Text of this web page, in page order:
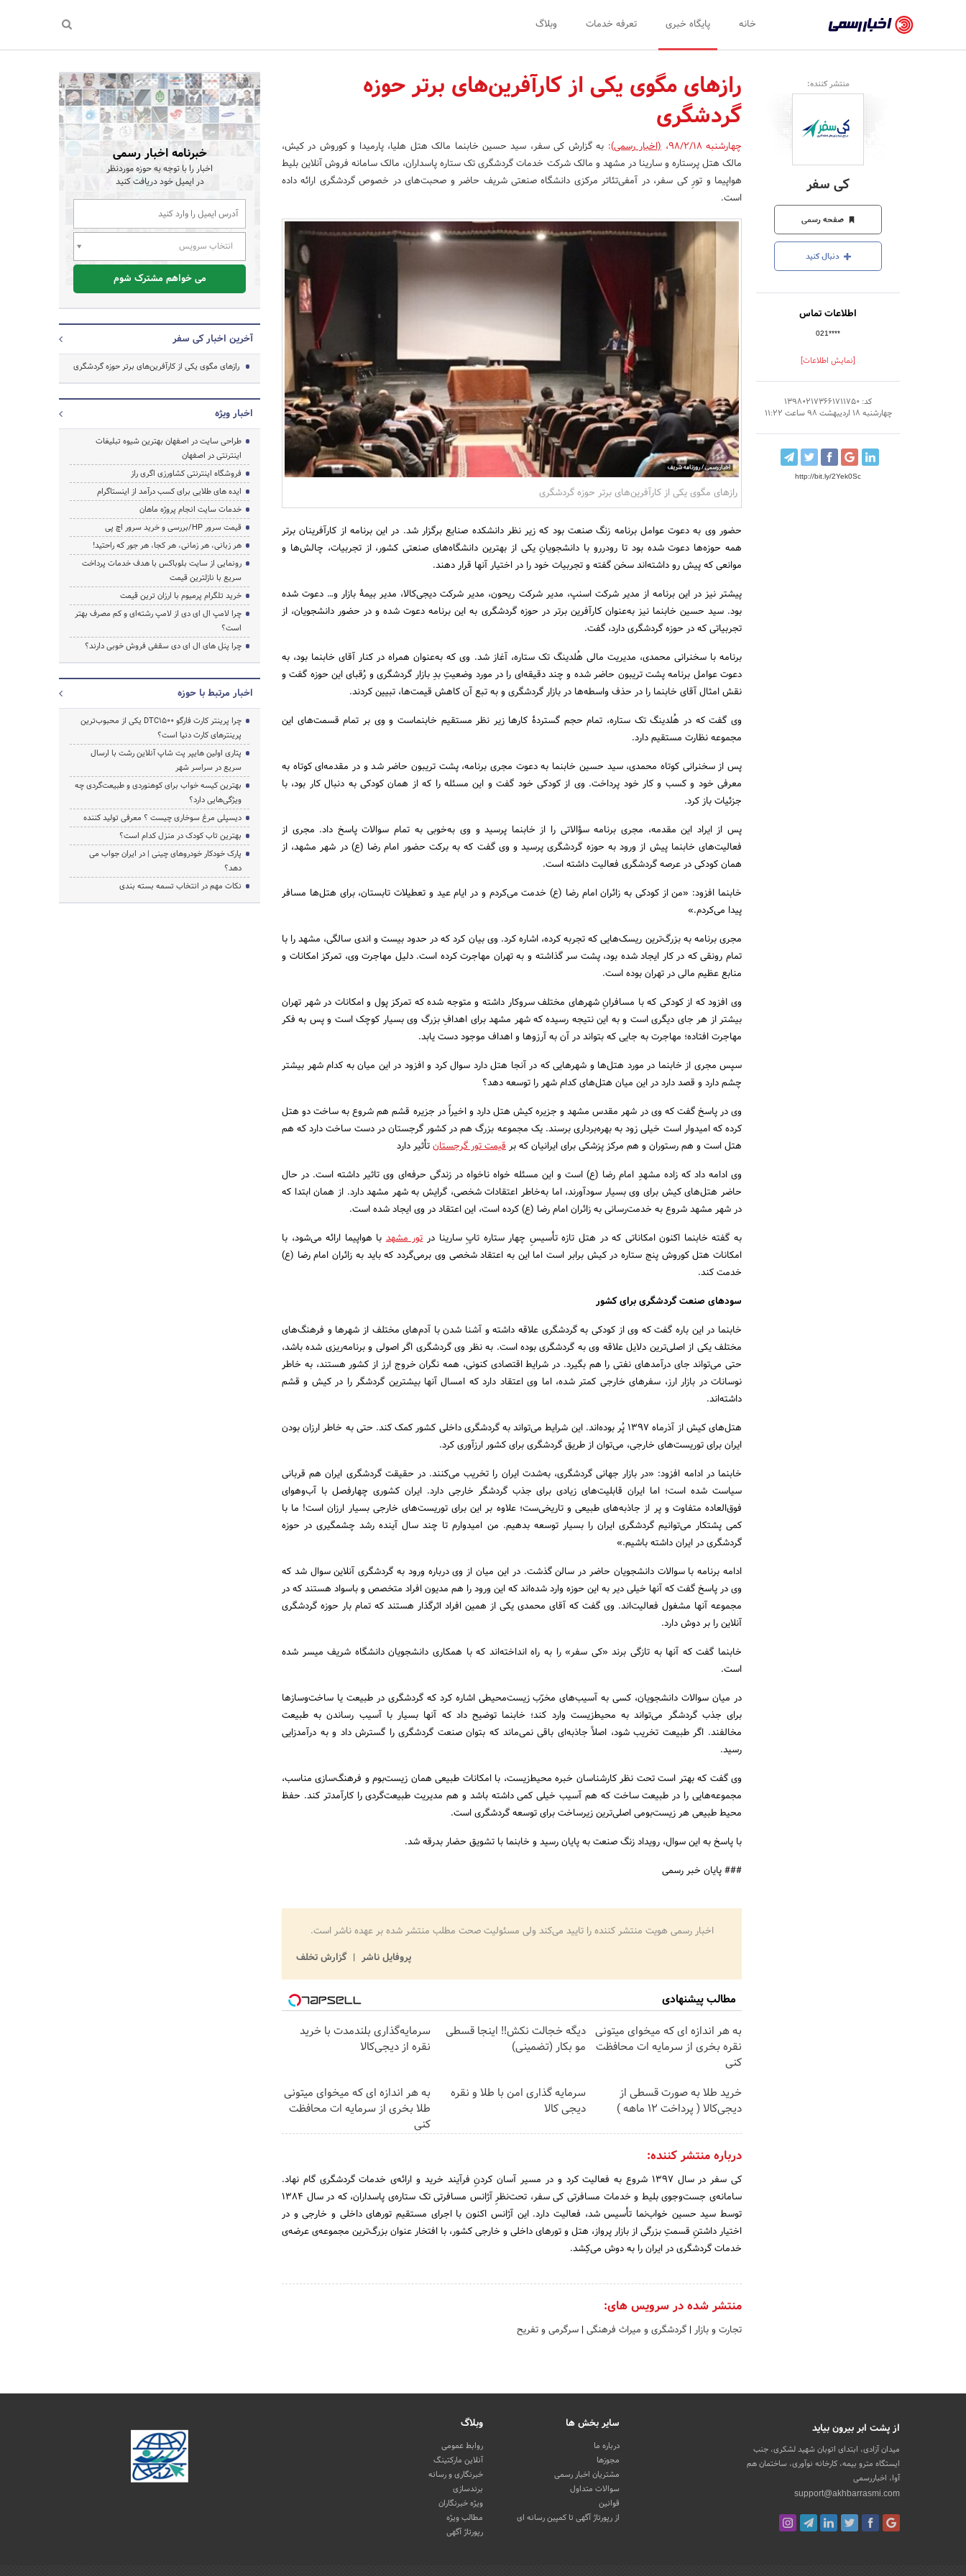
رسمی
-
اخبار
تایید
شرکت‌ها،
سازمان‌ها
و
روابط
عمومی‌ها
خانه پایگاه خبری تعرفه خدمات وبلاگ
منتشر کننده:
کی سفر
صفحه رسمی
دنبال کنید
اطلاعات تماس
021****
[نمایش اطلاعات]
کد: 139802173661711750
چهارشنبه 18 اردیبهشت 98 ساعت 11:22
http://bit.ly/2Yek0Sc
رازهای مگوی یکی از کارآفرین‌های برتر حوزه
گردشگری
چهارشنبه 98/2/18 ،(اخبار رسمی): به گزارش کی سفر، سید حسین خابنما مالک هتل هلیا، پارمیدا و کوروش در کیش،
مالک هتل پرستاره و سارینا در مشهد و مالک شرکت خدمات گردشگری تک ستاره پاسداران، مالک سامانه فروش آنلاین بلیط
هواپیما و تورِ کی سفر، در آمفی‌تئاتر مرکزی دانشگاه صنعتی شریف حاضر و صحبت‌های در خصوص گردشگری ارائه داده
است.
رازهای مگوی یکی از کارآفرین‌های برتر حوزه گردشگری
حضور وی به دعوت عوامل برنامه زنگ صنعت بود که زیر نظر دانشکده صنایع برگزار شد. در این برنامه از کارآفرینان برتر
همه حوزه‌ها دعوت شده بود تا رودررو با دانشجویانِ یکی از بهترین دانشگاه‌های صنعتی کشور، از تجربیات، چالش‌ها و
موانعی که پیش رو داشته‌اند سخن گفته و تجربیات خود را در اختیار آنها قرار دهند.
پیشتر نیز در این برنامه از مدیر شرکت اسنپ، مدیر شرکت ریحون، مدیر شرکت دیجی‌کالا، مدیر بیمۀ بازار و… دعوت شده
بود. سید حسین خابنما نیز به‌عنوان کارآفرین برتر در حوزه گردشگری به این برنامه دعوت شده و در حضور دانشجویان، از
تجربیاتی که در حوزه گردشگری دارد، گفت.
برنامه با سخنرانی محمدی، مدیریت مالی هُلدینگ تک ستاره، آغاز شد. وی که به‌عنوان همراه در کنار آقای خابنما بود، به
دعوت عوامل برنامه پشت تریبون حاضر شده و چند دقیقه‌ای را در مورد وضعیتِ بدِ بازار گردشگری و رُقبای این حوزه گفت و
نقش امثال آقای خابنما را در حذف واسطه‌ها در بازار گردشگری و به‌ تبع آن کاهش قیمت‌ها، تبیین کردند.
وی گفت که در هُلدینگ تک ستاره، تمام حجم گستردۀ کارها زیر نظر مستقیم خابنماست و وی بر تمام قسمت‌های این
مجموعه نظارت مستقیم دارد.
پس از سخنرانی کوتاه محمدی، سید حسین خابنما به دعوت مجری برنامه، پشت تریبون حاضر شد و در مقدمه‌ای کوتاه به
معرفی خود و کسب و کار خود پرداخت. وی از کودکی خود گفت و این مسئله را که از همان کودکی به دنبال کار بود، با
جزئیات باز کرد.
پس از ایراد این مقدمه، مجری برنامه سؤالاتی را از خابنما پرسید و وی به‌خوبی به تمام سوالات پاسخ داد. مجری از
فعالیت‌های خابنما پیش از ورود به حوزه گردشگری پرسید و وی گفت که به برکت حضور امام رضا (ع) در شهر مشهد، از
همان کودکی در عرصه گردشگری فعالیت داشته است.
خابنما افزود: «من از کودکی به زائران امام رضا (ع) خدمت می‌کردم و در ایام عید و تعطیلات تابستان، برای هتل‌ها مسافر
پیدا می‌کردم.»
مجری برنامه به بزرگ‌ترین ریسک‌هایی که تجربه کرده، اشاره کرد. وی بیان کرد که در حدود بیست و اندی سالگی، مشهد را با
تمام رونقی که در کار ایجاد شده بود، پشت سر گذاشته و به تهران مهاجرت کرده است. دلیل مهاجرت وی، تمرکز امکانات و
منابع عظیم مالی در تهران بوده است.
وی افزود که از کودکی که با مسافرانِ شهرهای مختلف سروکار داشته و متوجه شده که تمرکز پول و امکانات در شهر تهران
بیشتر از هر جای دیگری است و به این نتیجه رسیده که شهر مشهد برای اهدافِ بزرگ وی بسیار کوچک است و پس به فکر
مهاجرت افتاده؛ مهاجرت به جایی که بتواند در آن به آرزوها و اهداف موجود دست یابد.
سپس مجری از خابنما در مورد هتل‌ها و شهرهایی که در آنجا هتل دارد سوال کرد و افزود در این میان به کدام شهر بیشتر
چشم دارد و قصد دارد در این میان هتل‌های کدام شهر را توسعه دهد؟
وی در پاسخ گفت که وی در شهر مقدس مشهد و جزیره کیش هتل دارد و اخیراً در جزیره قشم هم شروع به ساخت دو هتل
کرده که امیدوار است خیلی زود به بهره‌برداری برسند. یک مجموعه بزرگ هم در کشور گرجستان در دست ساخت دارد که هم
هتل است و هم رستوران و هم مرکز پزشکی برای ایرانیان که برقیمت تور گرجستانتأثیر دارد
وی ادامه داد که زاده مشهدِ امام رضا (ع) است و این مسئله خواه ناخواه در زندگی حرفه‌ای وی تاثیر داشته است. در حال
حاضر هتل‌های کیش برای وی بسیار سودآورند، اما به‌خاطر اعتقادات شخصی‌، گرایش به شهر مشهد دارد. از همان ابتدا که
در شهر مشهد شروع به خدمت‌رسانی به زائران امام رضا (ع) کرده است، این اعتقاد در وی ایجاد شده است.
به گفته خابنما اکنون امکاناتی که در هتل تازه تأسیسِ چهار ستاره تاپِ سارینا درتور مشهدبا هواپیما ارائه می‌شود، با
امکانات هتل کوروش پنج ستاره‌ در کیش برابر است اما این به اعتقاد شخصی وی برمی‌گردد که باید به زائران امام رضا (ع)
خدمت کند.
سودهای صنعت گردشگری برای کشور
خابنما در این باره گفت که وی از کودکی به گردشگری علاقه داشته و آشنا شدن با آدم‌های مختلف از شهرها و فرهنگ‌های
مختلف یکی از اصلی‌ترین دلایل علاقه وی به گردشگری بوده است. به نظر وی گردشگری اگر اصولی و برنامه‌ریزی شده باشد،
حتی می‌تواند جای درآمدهای نفتی را هم بگیرد. در شرایط اقتصادی کنونی، همه نگران خروج ارز از کشور هستند، به خاطر
نوسانات در بازار ارز، سفرهای خارجی کمتر شده‌، اما وی اعتقاد دارد که امسال آنها بیشترین گردشگر را در کیش و قشم
داشته‌اند.
هتل‌های کیش از آذرماه ۱۳۹۷ پُر بوده‌اند. این شرایط می‌تواند به گردشگری داخلی کشور کمک کند. حتی به خاطر ارزان بودن
ایران برای توریست‌های خارجی، می‌توان از طریق گردشگری برای کشور ارزآوری کرد.
خابنما در ادامه افزود: «در بازار جهانی گردشگری، به‌شدت ایران را تخریب می‌کنند. در حقیقت گردشگری ایران هم قربانی
سیاست شده است؛ اما ایران قابلیت‌های زیادی برای جذب گردشگر خارجی دارد. ایران کشوری چهارفصل با آب‌وهوای
فوق‌العاده متفاوت و پر از جاذبه‌های طبیعی و تاریخی‌ست؛ علاوه بر این برای توریست‌های خارجی بسیار ارزان است! ما با
کمی پشتکار می‌توانیم گردشگری ایران را بسیار توسعه بدهیم. من امیدوارم تا چند سال آینده رشد چشمگیری در حوزه
گردشگری در ایران داشته باشیم.»
ادامه برنامه با سوالات دانشجویان حاضر در سالن گذشت. در این میان از وی درباره ورود به گردشگری آنلاین سوال شد که
وی در پاسخ گفت که آنها خیلی دیر به این حوزه وارد شده‌اند که این ورود را هم مدیون افراد متخصص و باسواد هستند که در
مجموعه آنها مشغول فعالیت‌اند. وی گفت که آقای محمدی یکی از همین افراد اثرگذار هستند که تمام بار حوزه گردشگری
آنلاین را بر دوش دارد.
خابنما گفت که آنها به تازگی برند «کی سفر» را به راه انداخته‌اند که با همکاری دانشجویان دانشگاه شریف میسر شده
است.
در میان سوالات دانشجویان، کسی به آسیب‌های مخرّب زیست‌محیطی اشاره کرد که گردشگری در طبیعت یا ساخت‌وسازها
برای جذب گردشگر می‌تواند به محیط‌زیست وارد کند؛ خابنما توضیح داد که آنها بسیار با آسیب رساندن به طبیعت
مخالفند. اگر طبیعت تخریب شود، اصلاً جاذبه‌ای باقی نمی‌ماند که بتوان صنعت گردشگری را گسترش داد و به درآمدزایی
رسید.
وی گفت که بهتر است تحت نظر کارشناسان خبره محیط‌زیست، با امکانات طبیعی همان زیست‌بوم و فرهنگ‌سازی مناسب،
مجموعه‌هایی را در طبیعت ساخت که هم آسیب خیلی کمی داشته باشد و هم مدیریت طبیعت‌گردی را کارآمدتر کند. حفظ
محیط طبیعی هر زیست‌بومی اصلی‌ترین زیرساخت برای توسعه گردشگری‌ است.
با پاسخ به این سوال، رویداد زنگ صنعت به پایان رسید و خابنما با تشویق حضار بدرقه شد.
### پایان خبر رسمی
اخبار رسمی هویت منتشر کننده را تایید می‌کند ولی مسئولیت صحت مطلب منتشر شده بر عهده ناشر است.
پروفایل ناشر
گزارش تخلف
مطالب پیشنهادی
به هر اندازه ای که میخوای میتونی
نقره بخری از سرمایه ات محافظت
کنی
دیگه خجالت نکش‼️ اینجا قسطی
مو بکار (تضمینی)
سرمایه‌گذاری بلندمدت با خرید
نقره از دیجی‌کالا
خرید طلا به صورت قسطی از
دیجی‌کالا ( پرداخت 12 ماهه )
سرمایه گذاری امن با طلا و نقره
دیجی کالا
به هر اندازه ای که میخوای میتونی
طلا بخری از سرمایه ات محافظت
کنی
درباره منتشر کننده:
کی‌ سفر در سال 1397 شروع به فعالیت کرد و در مسیر آسان کردنِ فرآیند خرید و ارائه‌ی خدمات گردشگری گام نهاد.
سامانه‌ی جست‌وجوی بلیط و خدمات مسافرتی کی‌ سفر، تحت‌نظرِ آژانس مسافرتی تک ستاره‌ی پاسداران، که در سال 1384
توسط سید حسین خواب‌نما تأسیس شد، فعالیت دارد. این آژانس اکنون با اجرای مستقیم تورهای داخلی و خارجی و در
اختیار داشتنِ قسمتِ بزرگی از بازار پرواز، هتل و تورهای داخلی و خارجی کشور، با افتخار عنوان بزرگ‌ترین مجموعه‌ی عرضه‌ی
خدمات گردشگری در ایران را به دوش می‌کِشد.
منتشر شده در سرویس های:
تجارت و بازار | گردشگری و میراث فرهنگی | سرگرمی و تفریح
خبرنامه اخبار رسمی
اخبار را با توجه به حوزه موردنظر
در ایمیل خود دریافت کنید
انتخاب سرویس
می خواهم مشترک شوم
آخرین اخبار کی سفر
رازهای مگوی یکی از کارآفرین‌های برتر حوزه گردشگری
اخبار ویژه
طراحی سایت در اصفهان بهترین شیوه تبلیغات
اینترنتی در اصفهان
فروشگاه اینترنتی کشاورزی اگری راز
ایده های طلایی برای کسب درآمد از اینستاگرام
خدمات سایت انجام پروژه ماهان
قیمت سرور HP/بررسی و خرید سرور اچ پی
هر زبانی، هر زمانی، هر کجا، هر جور که راحتید!
رونمایی از سایت بلوباکس با هدف خدمات پرداخت
سریع با نازلترین قیمت
خرید تلگرام پرمیوم با ارزان ترین قیمت
چرا لامپ ال ای دی از لامپ رشته‌ای و کم مصرف بهتر
است؟
چرا پنل های ال ای دی سقفی فروش خوبی دارند؟
اخبار مرتبط با حوزه
چرا پرینتر کارت فارگو DTC1500 یکی از محبوب‌ترین
پرینترهای کارت دنیا است؟
پتاری اولین هایپر پت شاپ آنلاین رشت با ارسال
سریع در سراسر شهر
بهترین کیسه خواب برای کوهنوردی و طبیعت‌گردی چه
ویژگی‌هایی دارد؟
دیسپلی مرغ سوخاری چیست ؟ معرفی تولید کننده
بهترین تاب کودک در منزل کدام است؟
پارک خودکار خودروهای چینی | در ایران جواب می
دهد؟
نکات مهم در انتخاب تسمه بسته بندی
از پشت ابر بیرون بیاید
میدان آزادی، ابتدای اتوبان شهید لشکری، جنب
ایستگاه مترو بیمه، کارخانه نوآوری، ساختمان هم
آوا، اخباررسمی
support@akhbarrasmi.com
سایر بخش ها
درباره ما
مجوزها
مشتریان اخبار رسمی
سوالات متداول
قوانین
از رپورتاژ آگهی تا کمپین رسانه ای
وبلاگ
روابط عمومی
آنلاین مارکتینگ
خبرنگاری و رسانه
برندسازی
ویژه خبرنگاران
مطالب ویژه
رپورتاژ آگهی